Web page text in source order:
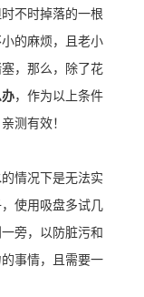
不时掉落的一根
的麻烦，且老小
，那么，除了花
，作为以上条件
测有效！
情况下是无法实
使用吸盘多试几
旁，以防脏污和
事情，且需要一